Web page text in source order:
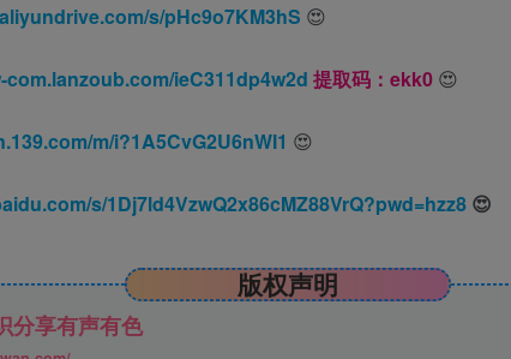
s/pHc9o7KM3hS 😍
com.lanzoub.com/ieC311dp4w2d 提取码：ekk0 😍
m/i?1A5CvG2U6nWI1 😍
s/1Dj7ld4VzwQ2x86cMZ88VrQ?pwd=hzz8 😍
版权声明
分享有声有色